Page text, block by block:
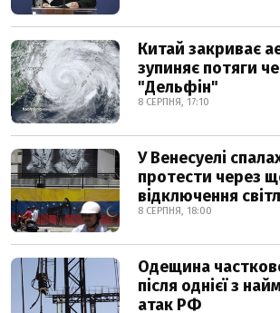
Китай закриває
зупиняє потяги
"Дельфін"
8 СЕРПНЯ, 17:10
У Венесуелі
протести через
відключення
8 СЕРПНЯ, 18:00
Одещина
після однієї з
атак РФ